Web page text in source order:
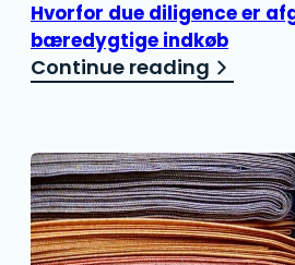
Hvorfor due diligence er
bæredygtige indkøb
Continue reading